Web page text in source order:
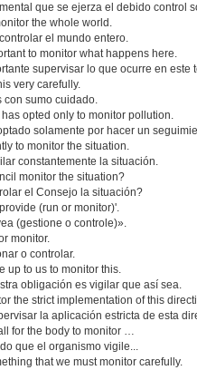
que se ejerza el debido control
the whole world.
el mundo entero.
to monitor what happens here.
supervisar lo que ocurre en este
very carefully.
con sumo cuidado.
opted only to monitor pollution.
solamente por hacer un
to monitor the situation.
constantemente la situación.
monitor the situation?
el Consejo la situación?
(run or monitor)'.
(gestione o controle)».
monitor.
o controlar.
up to us to monitor this.
obligación es vigilar que así sea.
the strict implementation of this
la aplicación estricta de esta
for the body to monitor …
que el organismo vigile...
that we must monitor carefully.